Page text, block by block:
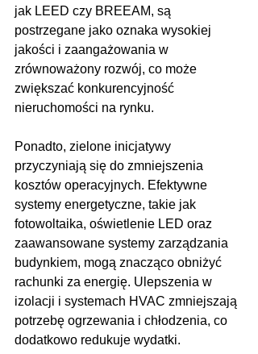
jak LEED czy BREEAM, są
postrzegane jako oznaka wysokiej
jakości i zaangażowania w
zrównoważony rozwój, co może
zwiększać konkurencyjność
nieruchomości na rynku.
Ponadto, zielone inicjatywy
przyczyniają się do zmniejszenia
kosztów operacyjnych. Efektywne
systemy energetyczne, takie jak
fotowoltaika, oświetlenie LED oraz
zaawansowane systemy zarządzania
budynkiem, mogą znacząco obniżyć
rachunki za energię. Ulepszenia w
izolacji i systemach HVAC zmniejszają
potrzebę ogrzewania i chłodzenia, co
dodatkowo redukuje wydatki.